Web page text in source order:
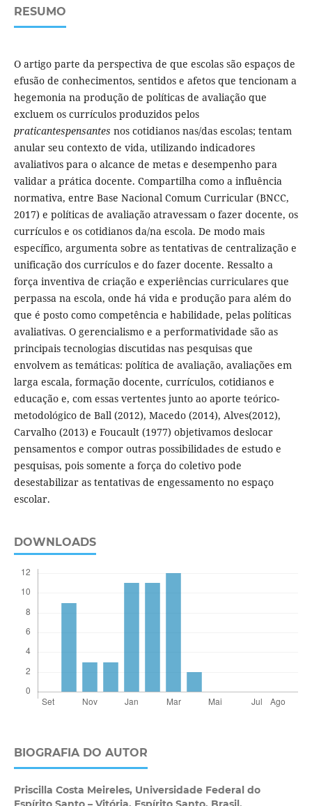
RESUMO
O artigo parte da perspectiva de que escolas são espaços de
efusão de conhecimentos, sentidos e afetos que tencionam a
hegemonia na produção de políticas de avaliação que
excluem os currículos produzidos pelos
praticantespensantes nos cotidianos nas/das escolas; tentam
anular seu contexto de vida, utilizando indicadores
avaliativos para o alcance de metas e desempenho para
validar a prática docente. Compartilha como a influência
normativa, entre Base Nacional Comum Curricular (BNCC,
2017) e políticas de avaliação atravessam o fazer docente, os
currículos e os cotidianos da/na escola. De modo mais
específico, argumenta sobre as tentativas de centralização e
unificação dos currículos e do fazer docente. Ressalto a
força inventiva de criação e experiências curriculares que
perpassa na escola, onde há vida e produção para além do
que é posto como competência e habilidade, pelas políticas
avaliativas. O gerencialismo e a performatividade são as
principais tecnologias discutidas nas pesquisas que
envolvem as temáticas: política de avaliação, avaliações em
larga escala, formação docente, currículos, cotidianos e
educação e, com essas vertentes junto ao aporte teórico-
metodológico de Ball (2012), Macedo (2014), Alves(2012),
Carvalho (2013) e Foucault (1977) objetivamos deslocar
pensamentos e compor outras possibilidades de estudo e
pesquisas, pois somente a força do coletivo pode
desestabilizar as tentativas de engessamento no espaço
escolar.
DOWNLOADS
BIOGRAFIA DO AUTOR
Priscilla Costa Meireles, Universidade Federal do